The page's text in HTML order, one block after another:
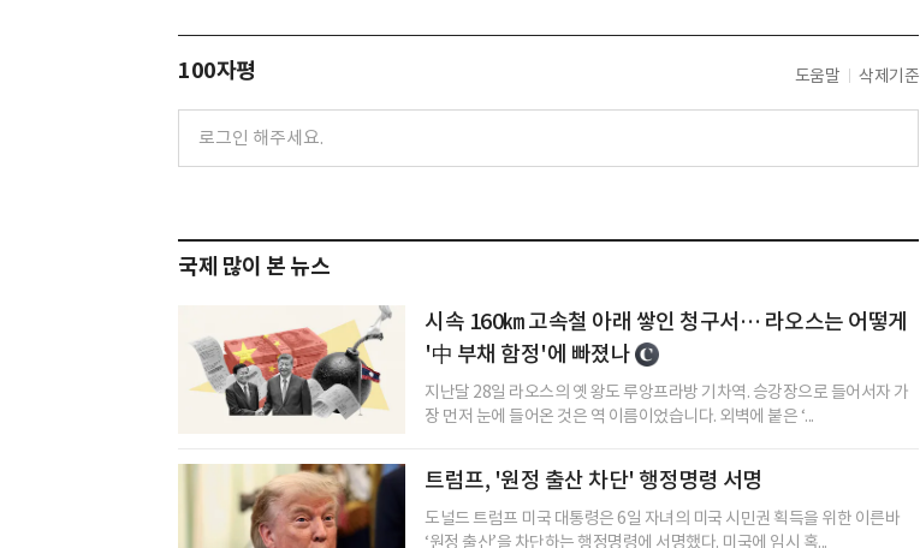
100자평 도움말 삭제기준
국제 많이 본 뉴스
시속 160㎞ 고속철 아래 쌓인 청구서… 라오스는 어떻게
'中 부채 함정'에 빠졌나
지난달 28일 라오스의 옛 왕도 루앙프라방 기차역. 승강장으로 들어서자 가
장 먼저 눈에 들어온 것은 역 이름이었습니다. 외벽에 붙은 ‘...
트럼프, '원정 출산 차단' 행정명령 서명
도널드 트럼프 미국 대통령은 6일 자녀의 미국 시민권 획득을 위한 이른바
‘원정 출산’을 차단하는 행정명령에 서명했다. 미국에 임시 혹...